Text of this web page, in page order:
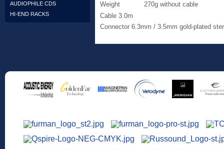
AUDIOPHILE CDS
HI-END RACKS
Weight 270g without cable
Cable 3.0m
Connector 6.3mm / 3.5mm gold-plated